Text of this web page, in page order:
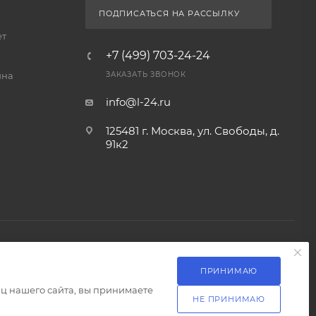
ПОДПИСАТЬСЯ НА РАССЫЛКУ
+7 (499) 703-24-24
ЗАКАЗАТЬ ЗВОНОК
info@l-24.ru
125481 г. Москва, ул. Свободы, д.
91к2
Разработка сайта
нашего сайта, вы принимаете
ПРИНИМАЮ
НЕ ПРИНИМАЮ